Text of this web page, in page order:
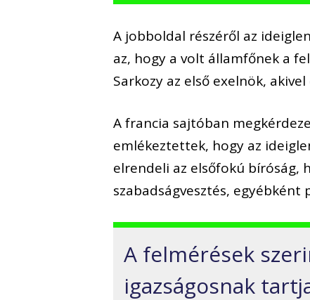
A jobboldal részéről az
az, hogy a volt államfőnek a
Sarkozy az első exelnök,
A francia sajtóban
emlékeztettek, hogy az
elrendeli az elsőfokú bíróság,
szabadságvesztés, egyébként
A felmérések
igazságosnak